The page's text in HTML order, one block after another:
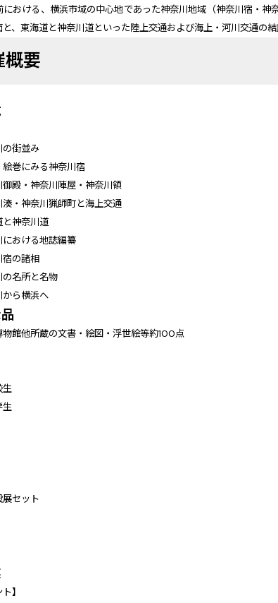
における、横浜市域の中心地であった神奈川地域（神奈川宿・神
、東海道と神奈川道といった陸上交通および海上・河川交通の
概要
の街並み
絵巻にみる神奈川宿
御殿・神奈川陣屋・神奈川領
湊・神奈川猟師町と海上交通
と神奈川道
における地誌編纂
宿の諸相
の名所と名物
から横浜へ
物館他所蔵の文書・絵図・浮世絵等約100点
生
生
展セット
】